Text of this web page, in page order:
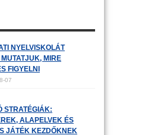
NYELVISKOLÁT
MIRE
FIGYELNI
07
STRATÉGIÁK:
ALAPELVEK ÉS
JÁTÉK KEZDŐKNEK